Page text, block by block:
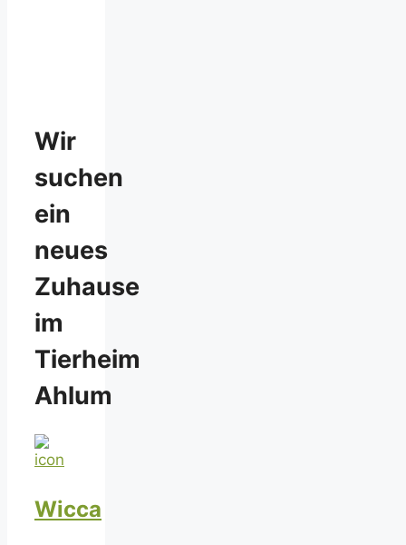
Wir
suchen
ein
neues
Zuhause
im
Tierheim
Ahlum
Wicca